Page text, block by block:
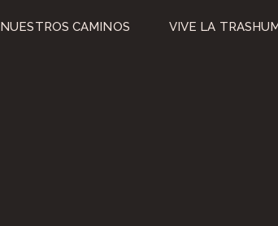
NUESTROS CAMINOS VIVE LA